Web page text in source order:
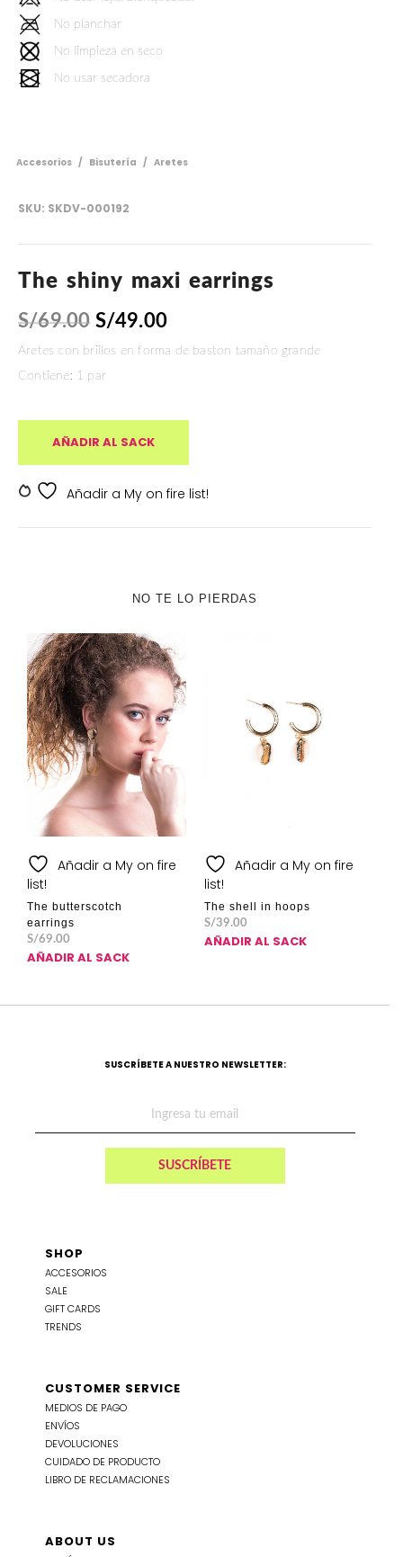
No planchar
No limpieza en seco
No usar secadora
Accesorios / Bisutería / Aretes
SKU: SKDV-000192
The shiny maxi earrings
S/69.00 S/49.00
Aretes con brillos en forma de baston tamaño grande
Contiene: 1 par
AÑADIR AL SACK
Añadir a My on fire list!
SKU:SKDV-000192
NO TE LO PIERDAS
Añadir a My on fire
list!
The butterscotch
earrings
S/69.00
AÑADIR AL SACK
Añadir a My on fire
list!
The shell in hoops
S/39.00
AÑADIR AL SACK
SUSCRÍBETE A NUESTRO NEWSLETTER:
SHOP
ACCESORIOS
SALE
GIFT CARDS
TRENDS
CUSTOMER SERVICE
MEDIOS DE PAGO
ENVÍOS
DEVOLUCIONES
CUIDADO DE PRODUCTO
LIBRO DE RECLAMACIONES
ABOUT US